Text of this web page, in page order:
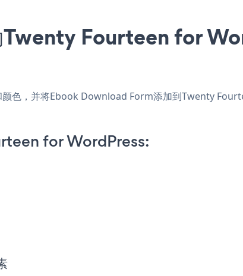
Twenty Fourteen for
色，并将Ebook Download Form添加到Twenty
for WordPress: